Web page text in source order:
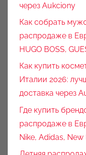
через Aukciony
Как собрать
распродаже в
HUGO BOSS,
Как купить
Италии 2026:
доставка через
Где купить
распродаже в
Nike, Adidas,